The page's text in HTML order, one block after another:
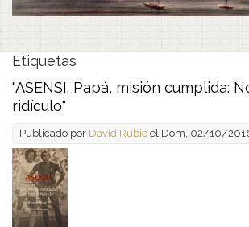
Etiquetas
"ASENSI. Papá, misión cumplida:
ridículo"
Publicado por David Rubio el Dom, 02/10/